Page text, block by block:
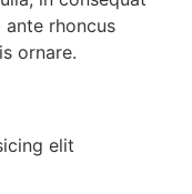
rhoncus
ornare.
elit